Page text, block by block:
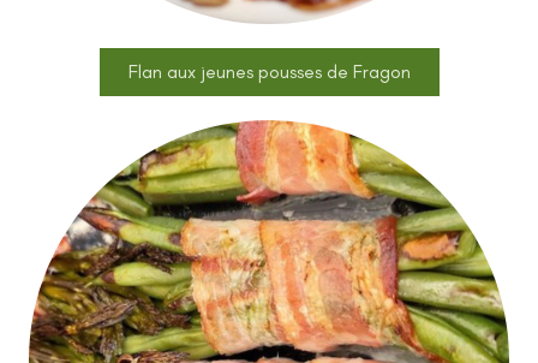
Flan aux jeunes pousses de Fragon